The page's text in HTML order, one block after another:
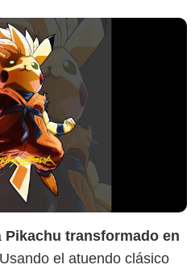
Pikachu transformado en
Usando el atuendo clásico